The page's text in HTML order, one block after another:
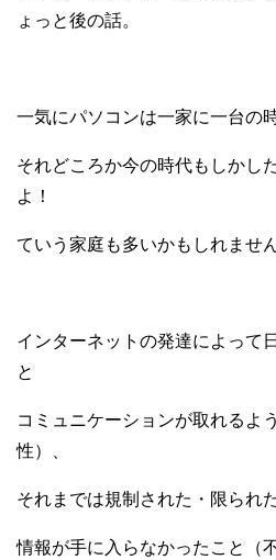
ょっと後の話。
一気にパソコンは一家に一台の
それどころか今の時代もしかし
よ！
ていう家庭も多いかもしれません
インターネットの発達によって
と
コミュニケーションが取れるよ
性）、
それまでは規制された・限られ
情報が手に入らなかったこと（